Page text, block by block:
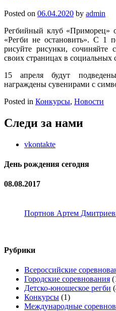
Posted on 06.04.2020 by admin
Регбийный клуб «Приморец»
«Регби не остановить». С 1
рисуйте рисунки,
своих страницах в социальных
15 апреля будут
награждены сувенирами с
Posted in Конкурсы, Новости
Следи за нами
vkontakte
День рождения сегодня
08.08.2017
Портнов Артем
Рубрики
Всероссийские
Городские соревнования
Детско-юношеское регби
Конкурсы (1)
Международные